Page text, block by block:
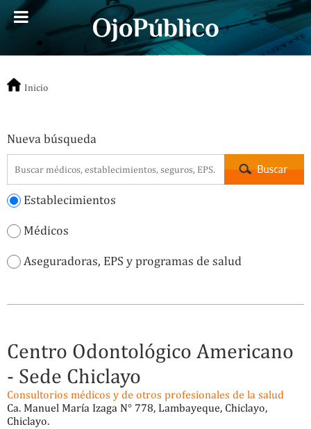
Inicio
Nueva búsqueda
Establecimientos
Médicos
Aseguradoras, EPS y programas de salud
Centro Odontológico Americano
- Sede Chiclayo
Consultorios médicos y de otros profesionales de la salud
Ca. Manuel María Izaga N° 778, Lambayeque, Chiclayo,
Chiclayo.